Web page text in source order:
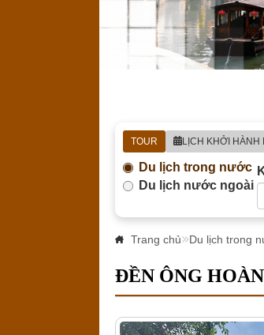
TOUR LỊCH KHỞI HÀNH
Du lịch trong nước
Du lịch nước ngoài
Trang chủ Du lịch trong
ĐỀN ÔNG